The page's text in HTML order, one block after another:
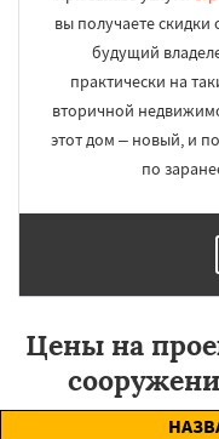
вы получаете
будущий
практически на
вторичной
этот дом – новый, и
по
Цены на